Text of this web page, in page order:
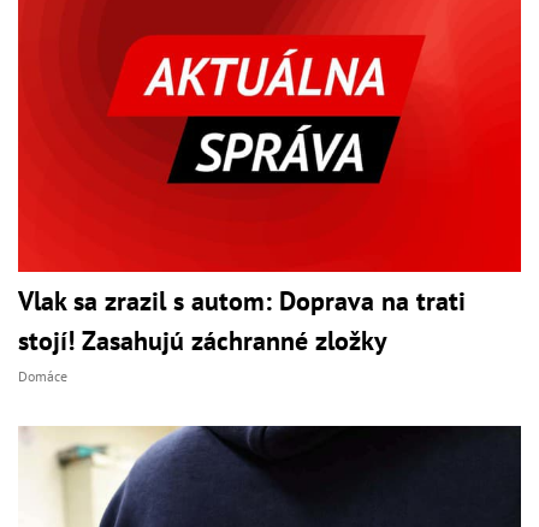
Vlak sa zrazil s autom: Doprava na trati
stojí! Zasahujú záchranné zložky
Domáce